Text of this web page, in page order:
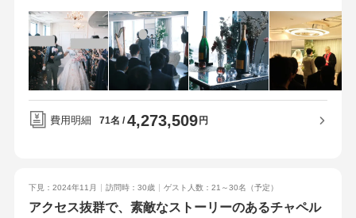
て一番節約できたので大満足です。・フェアの特典で50万円ほ
ど割引がございました。他の式場に比べると高くはないという
声も耳にしますが、最終見積りの金額でみると他の式場よりも
リーズナブルなので、むしろ好印象でした。・ブライダルイン
ナーは自分で手配をしました。試食会が1度あり、それぞれ違う
コースを頼んで食べ比べることが出来ます。フェアでも、コー
スとは別物になりますがお肉とデザートをいただきまして、こ
さらにはウェディングケーキもあります。ゲストからも大好評
でした！なんといってもアクセスのよさが抜群に良く、これか
雨の少ない季節に実施すると、より満足感がある。バージンロ
ードが窓際を歩くという変わった演出なので、これが気になる
かがポイント。一般的な会場。赤系と青系のホテルの広間って
感じの場所が用意されている。自分たちはシンプルな青寄りの
部屋を選択。茶色の装飾と合うような雰囲気なので、カスタマ
イズしやすい。ドレスの金額が高くなったが、これはしょうが
ない。ただ、初期見積もりで一番安価な設定にするのはやめて
テルの優待が使えたメニューはとても満足であったが、自分た
ちが食べる時間がなく、タッパーなどに詰めてあとで部屋で食
費用明細 71名 4,273,509円
下見：2024年11月 訪問時：30歳 ゲスト人数：21～30名 （予定）
アクセス抜群で、素敵なストーリーのあるチャペル